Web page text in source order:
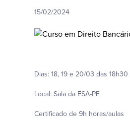
15/02/2024
Dias: 18, 19 e 20/03 das
Local: Sala da ESA-PE
Certificado de 9h horas/aulas